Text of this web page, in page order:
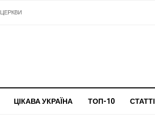
ЦЕРКВИ
ЦІКАВА УКРАЇНА ТОП-10 СТАТТІ